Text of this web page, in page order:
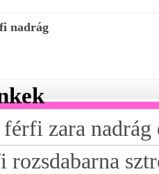
nadrág
zara nadrág
rozsdabarna